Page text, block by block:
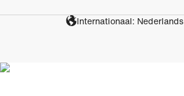
Internationaal: Nederlands